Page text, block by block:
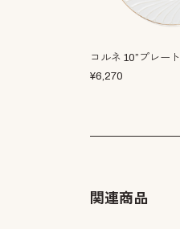
コルネ 10”プレート
¥6,270
関連商品